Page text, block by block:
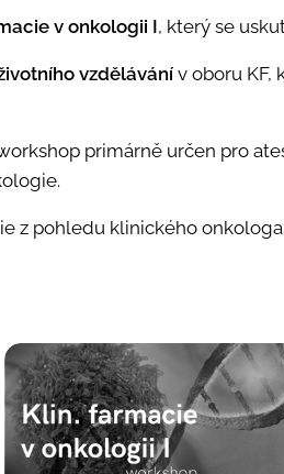
v onkologii I, který se
vzdělávání v oboru KF,
primárně určen pro
z pohledu klinického